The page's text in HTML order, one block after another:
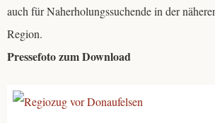
auch für Naherholungssuchende in der
Region.
Pressefoto zum Download